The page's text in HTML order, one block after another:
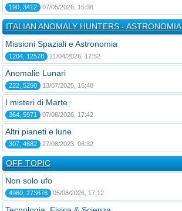
190, 3412 07/05/2026, 15:36
ITALIAN ANOMALY HUNTERS - ASTRONOMIA
Missioni Spaziali e Astronomia
1204, 12578 21/04/2026, 17:52
Anomalie Lunari
222, 5250 13/07/2025, 15:48
I misteri di Marte
364, 5971 07/08/2026, 17:42
Altri pianeti e lune
307, 4682 27/08/2023, 06:32
OFF TOPIC
Non solo ufo
4960, 273676 05/08/2026, 17:12